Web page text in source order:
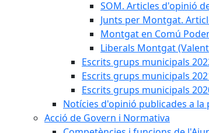
SOM. Articles d'opinió
Junts per Montgat.
Montgat en Comú
Liberals Montgat
Escrits grups municipals
Escrits grups municipals
Escrits grups municipals
Notícies d'opinió publicades a
Acció de Govern i Normativa